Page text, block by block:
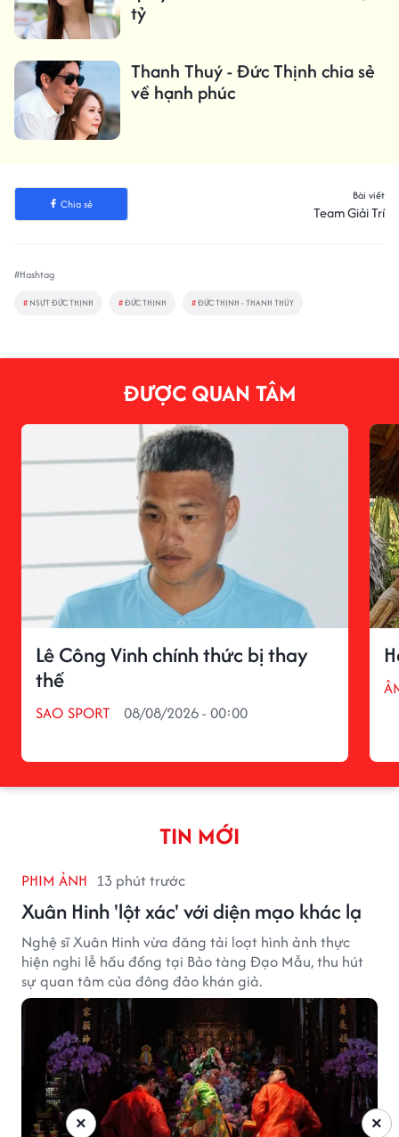
tỷ
Thanh Thuý - Đức Thịnh chia sẻ
về hạnh phúc
Chia sẻ
Bài viết
Team Giải Trí
#Hashtag
# NSƯT ĐỨC THỊNH #ĐỨC THỊNH #ĐỨC THỊNH - THANH THÚY
ĐƯỢC QUAN TÂM
Lê Công Vinh chính thức bị thay
thế
SAO SPORT 08/08/2026 - 00:00
TIN MỚI
PHIM ẢNH 13 phút trước
Xuân Hinh 'lột xác' với diện mạo khác lạ
Nghệ sĩ Xuân Hinh vừa đăng tải loạt hình ảnh thực
hiện nghi lễ hầu đồng tại Bảo tàng Đạo Mẫu, thu hút
sự quan tâm của đông đảo khán giả.
×
×